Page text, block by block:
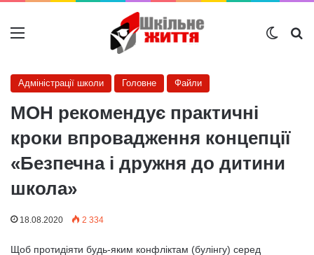
Меню
Адміністрації школи Головне Файли
МОН рекомендує практичні
кроки впровадження концепції
«Безпечна і дружня до дитини
школа»
18.08.2020 2 334
Щоб протидіяти будь-яким конфліктам (булінгу) серед